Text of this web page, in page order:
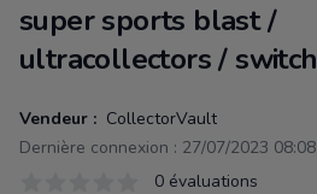
super sports blast /
ultracollectors / switch
Vendeur : CollectorVault
Dernière connexion : 27/07/2023 08:08
0 évaluations